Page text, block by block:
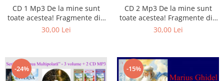
CD 1 Mp3 De la mine sunt
toate acestea! Fragmente din
cărțile lui Marius Ghidel
30,00 Lei
CD 2 Mp3 De la mine sunt
toate acestea! Fragmente din
cărțile lui Marius Ghidel
30,00 Lei
-24% -15%